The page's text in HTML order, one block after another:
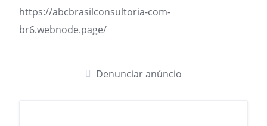
https://abcbrasilconsultoria-com-
br6.webnode.page/
Denunciar anúncio